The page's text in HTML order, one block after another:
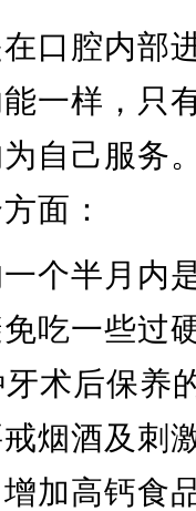
口腔内部
一样，只
自己服务
面：
个半月内
吃一些过
术后保养
烟酒及刺
加高钙食